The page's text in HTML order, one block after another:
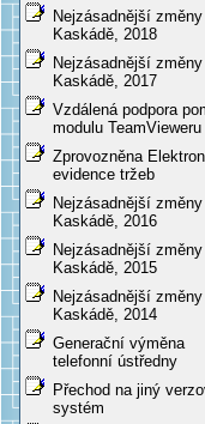
Nejzásadnější
Kaskádě, 2018
Nejzásadnější
Kaskádě, 2017
Vzdálená podpora
modulu TeamVieweru
Zprovozněna
evidence tržeb
Nejzásadnější
Kaskádě, 2016
Nejzásadnější
Kaskádě, 2015
Nejzásadnější
Kaskádě, 2014
Generační výměna
telefonní ústředny
Přechod na jiný
systém